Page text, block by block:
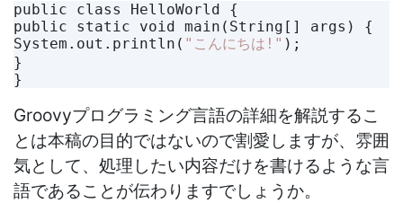
public class HelloWorld {
public static void main(String[] args) {
System.out.println( "こんにちは!" );
}
Groovyプログラミング言語の詳細を解説するこ
とは本稿の目的ではないので割愛しますが、雰囲
気として、処理したい内容だけを書けるような言
語であることが伝わりますでしょうか。